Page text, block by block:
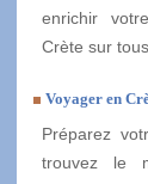
enrichir
Crète sur
Voyager en
Préparez
trouvez le